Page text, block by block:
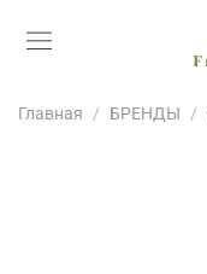
Главная БРЕНДЫ